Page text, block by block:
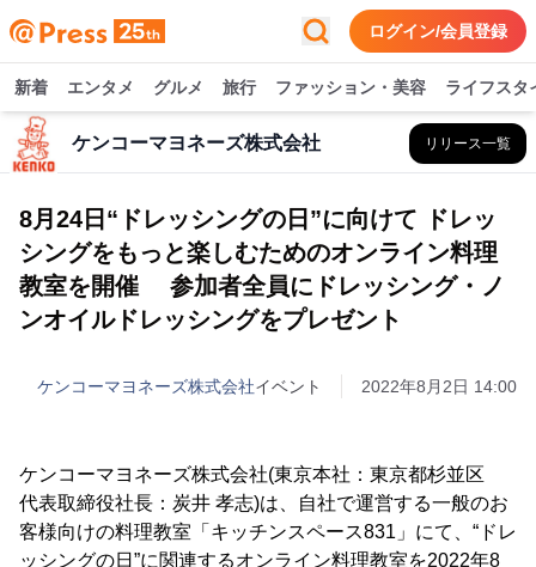
ログイン/会員登録
新着 エンタメ グルメ 旅行 ファッション・美容 ライフスタ
ケンコーマヨネーズ株式会社 リリース一覧
8月24日“ドレッシングの日”に向けて ドレッ
シングをもっと楽しむためのオンライン料理
教室を開催 参加者全員にドレッシング・ノ
ンオイルドレッシングをプレゼント
ケンコーマヨネーズ株式会社イベント 2022年8月2日 14:00
ケンコーマヨネーズ株式会社(東京本社：東京都杉並区
代表取締役社長：炭井 孝志)は、自社で運営する一般のお
客様向けの料理教室「キッチンスペース831」にて、“ドレ
ッシングの日”に関連するオンライン料理教室を2022年8